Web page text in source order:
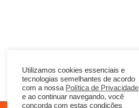
Utilizamos cookies essenciais e
tecnologias semelhantes de acordo
com a nossa Política de Privacidade
e ao continuar navegando, você
concorda com estas condições